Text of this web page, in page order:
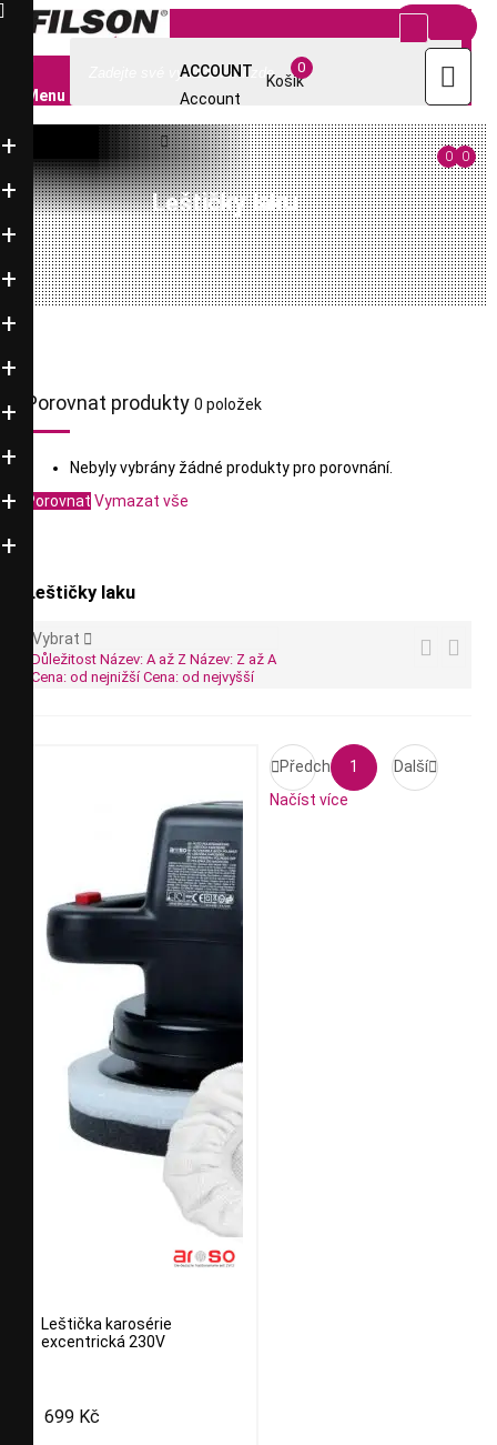
 info@filsonstore.cz
ACCOUNT
Account
Košík
0

0 0

Menu

Leštičky laku
Porovnat produkty 0 položek
Nebyly vybrány žádné produkty pro porovnání.
Porovnat Vymazat vše
Leštičky laku
 
Vybrat 
Důležitost Název: A až Z Název: Z až A
Cena: od nejnižšíCena: od nejvyšší
Leštička karosérie
excentrická 230V
699 Kč
Předchozí1 Další
Načíst více